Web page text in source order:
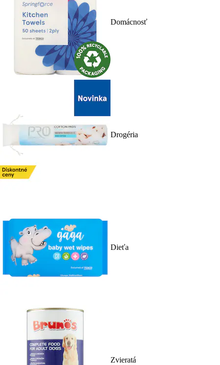
Domácnosť
Drogéria
Dieťa
Zvieratá